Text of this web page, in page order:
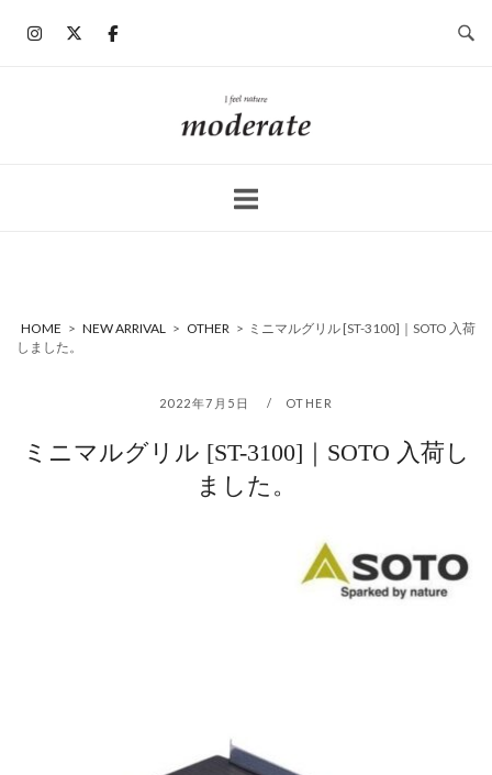
ホ
ー
HOME > NEW ARRIVAL > OTHER > ミニマルグリル [ST-3100]｜SOTO 入荷
しました。
2022年7月5日 OTHER
ミニマルグリル [ST-3100]｜SOTO 入荷し
ました。